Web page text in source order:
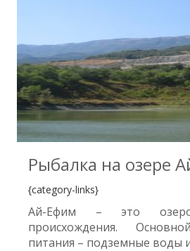
Рыбалка на озере
{category-links}
Ай-Ефим – это озеро
происхождения.
питания – подземные воды